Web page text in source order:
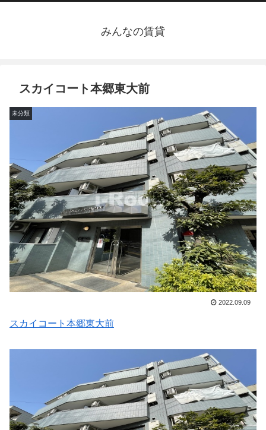
みんなの賃貸
スカイコート本郷東大前
未分類
2022.09.09
スカイコート本郷東大前